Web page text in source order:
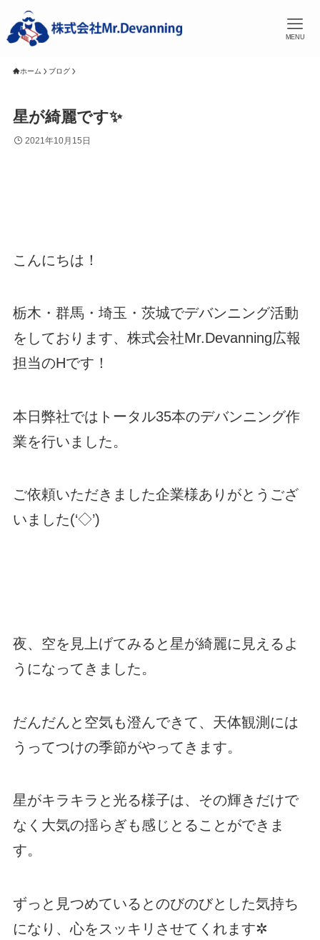
MENU
ホーム ブログ
星が綺麗です✨
2021年10月15日
こんにちは！
栃木・群馬・埼玉・茨城でデバンニング活動
をしております、株式会社Mr.Devanning広報
担当のHです！
本日弊社ではトータル35本のデバンニング作
業を行いました。
ご依頼いただきました企業様ありがとうござ
いました(‘◇’)ゞ
夜、空を見上げてみると星が綺麗に見えるよ
うになってきました。
だんだんと空気も澄んできて、天体観測には
うってつけの季節がやってきます。
星がキラキラと光る様子は、その輝きだけで
なく大気の揺らぎも感じとることができま
す。
ずっと見つめているとのびのびとした気持ち
になり、心をスッキリさせてくれます✲